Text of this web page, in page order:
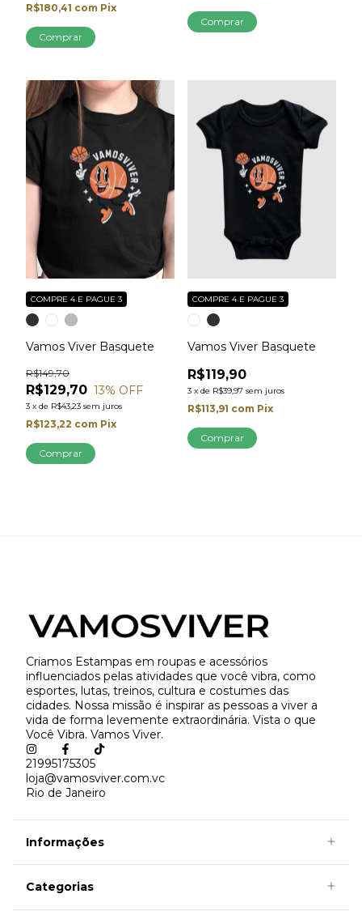
R$180,41 com Pix
Comprar
Comprar
Vamos Viver Basquete
R$129,70
R$149,70
13% OFF
3 x de R$43,23 sem juros
COMPRE 4 E PAGUE 3
R$123,22 com Pix
Comprar
Vamos Viver Basquete
R$119,90
3 x de R$39,97 sem juros
COMPRE 4 E PAGUE 3
R$113,91 com Pix
Comprar
Criamos Estampas em roupas e acessórios
influenciados pelas atividades que você vibra, como
esportes, lutas, treinos, cultura e costumes das
cidades. Nossa missão é inspirar as pessoas a viver a
vida de forma levemente extraordinária. Vista o que
Você Vibra. Vamos Viver.
21995175305
loja@vamosviver.com.vc
Rio de Janeiro
Informações
Categorias